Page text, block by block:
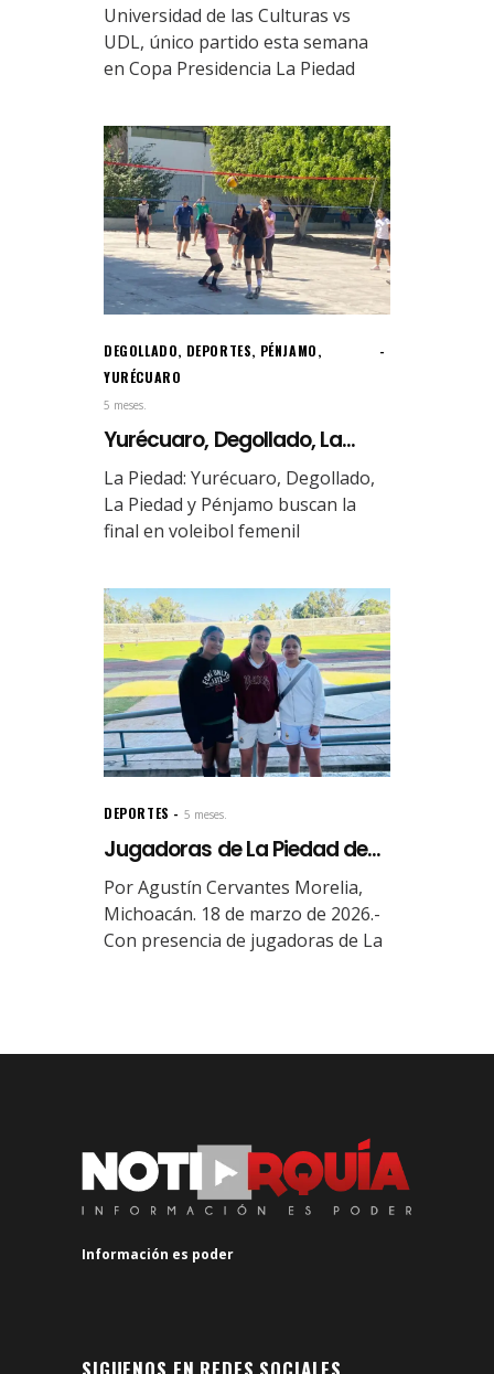
Universidad de las Culturas vs
UDL, único partido esta semana
en Copa Presidencia La Piedad
DEGOLLADO, DEPORTES, PÉNJAMO,
YURÉCUARO
5 meses.
Yurécuaro, Degollado, La...
La Piedad: Yurécuaro, Degollado,
La Piedad y Pénjamo buscan la
final en voleibol femenil
DEPORTES 5 meses.
Jugadoras de La Piedad de...
Por Agustín Cervantes Morelia,
Michoacán. 18 de marzo de 2026.-
Con presencia de jugadoras de La
Información es poder